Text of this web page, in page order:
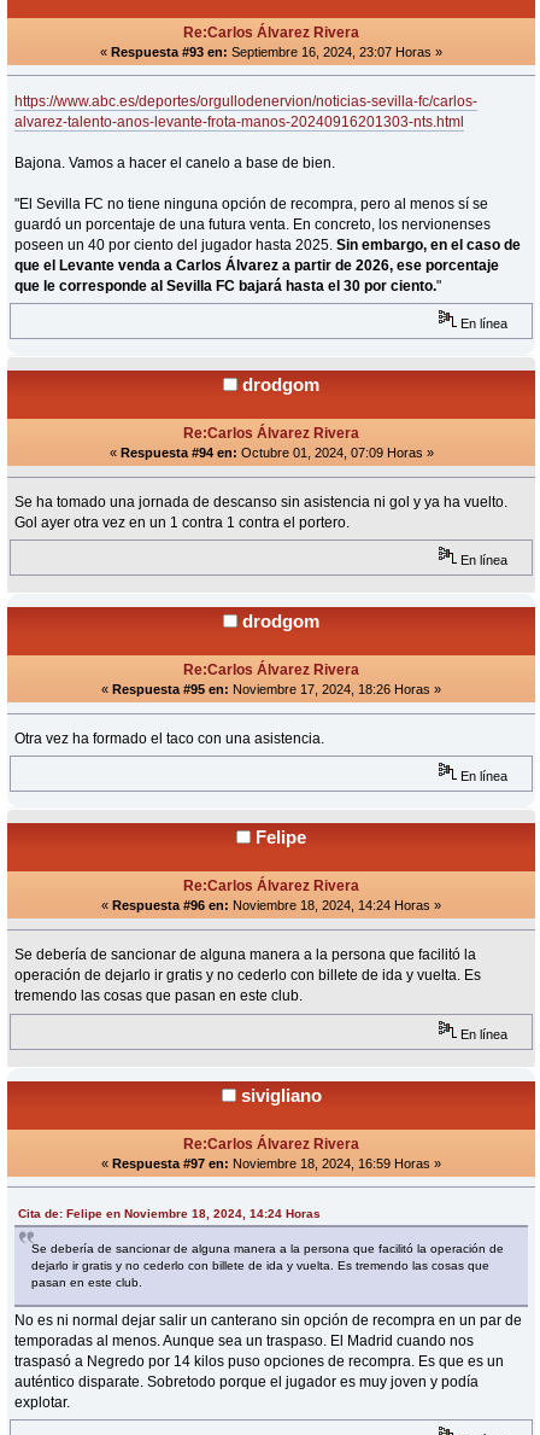
Re:Carlos Álvarez Rivera
« Respuesta #93 en: Septiembre 16, 2024, 23:07 Horas »
https://www.abc.es/deportes/orgullodenervion/noticias-sevilla-fc/carlos-
alvarez-talento-anos-levante-frota-manos-20240916201303-nts.html
Bajona. Vamos a hacer el canelo a base de bien.
"El Sevilla FC no tiene ninguna opción de recompra, pero al menos sí se
guardó un porcentaje de una futura venta. En concreto, los nervionenses
poseen un 40 por ciento del jugador hasta 2025.Sin embargo, en el caso de
que el Levante venda a Carlos Álvarez a partir de 2026, ese porcentaje
que le corresponde al Sevilla FC bajará hasta el 30 por ciento."
En línea
drodgom
Re:Carlos Álvarez Rivera
« Respuesta #94 en: Octubre 01, 2024, 07:09 Horas »
Se ha tomado una jornada de descanso sin asistencia ni gol y ya ha vuelto.
Gol ayer otra vez en un 1 contra 1 contra el portero.
En línea
drodgom
Re:Carlos Álvarez Rivera
« Respuesta #95 en: Noviembre 17, 2024, 18:26 Horas »
Otra vez ha formado el taco con una asistencia.
En línea
Felipe
Re:Carlos Álvarez Rivera
« Respuesta #96 en: Noviembre 18, 2024, 14:24 Horas »
Se debería de sancionar de alguna manera a la persona que facilitó la
operación de dejarlo ir gratis y no cederlo con billete de ida y vuelta. Es
tremendo las cosas que pasan en este club.
En línea
sivigliano
Re:Carlos Álvarez Rivera
« Respuesta #97 en: Noviembre 18, 2024, 16:59 Horas »
Cita de: Felipe en Noviembre 18, 2024, 14:24 Horas
Se debería de sancionar de alguna manera a la persona que facilitó la operación de
dejarlo ir gratis y no cederlo con billete de ida y vuelta. Es tremendo las cosas que
pasan en este club.
No es ni normal dejar salir un canterano sin opción de recompra en un par de
temporadas al menos. Aunque sea un traspaso. El Madrid cuando nos
traspasó a Negredo por 14 kilos puso opciones de recompra. Es que es un
auténtico disparate. Sobretodo porque el jugador es muy joven y podía
explotar.